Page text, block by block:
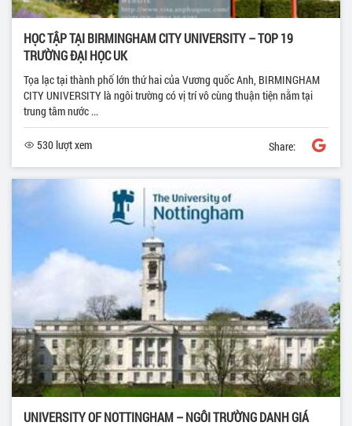
HỌC TẬP TẠI BIRMINGHAM CITY UNIVERSITY – TOP 19
TRƯỜNG ĐẠI HỌC UK
Tọa lạc tại thành phố lớn thứ hai của Vương quốc Anh, BIRMINGHAM
CITY UNIVERSITY là ngôi trường có vị trí vô cùng thuận tiện nằm tại
trung tâm nước ...
530 lượt xem Share:
UNIVERSITY OF NOTTINGHAM – NGÔI TRƯỜNG DANH GIÁ